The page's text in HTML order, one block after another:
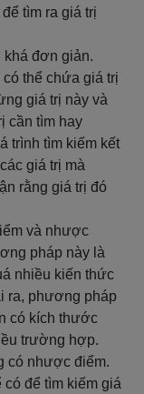
tìm ra giá trị
đơn giản.
thể chứa giá trị
giá trị này và
cần tìm hay
trình tìm kiếm kết
giá trị mà
rằng giá trị đó
và nhược
pháp này là
nhiều kiến thức
ra, phương pháp
có kích thước
trường hợp.
có nhược điểm.
có để tìm kiếm giá